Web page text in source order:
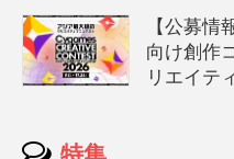
【公募情
向け創作
リエイテ